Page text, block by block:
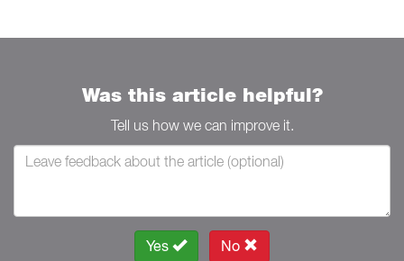
Was this article helpful?
Tell us how we can improve it.
Yes No